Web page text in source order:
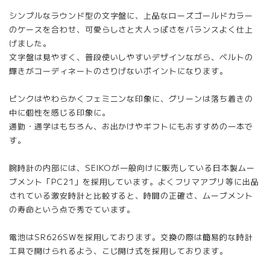
シンプルなラウンド型の文字盤に、上品なローズゴールドカラー
のケースを合わせ、可愛らしさと大人っぽさをバランスよく仕上
げました。
文字盤は見やすく、普段使いしやすいデザインながら、ベルトの
輝きがコーディネートのさりげないポイントになります。
ピンクはやわらかくフェミニンな印象に、グリーンは落ち着きの
中に個性を感じる印象に。
通勤・通学はもちろん、お出かけやギフトにもおすすめの一本で
す。
腕時計の内部には、SEIKOが一般向けに販売している日本製ムー
ブメント「PC21」を採用しています。よくフリマアプリ等に出品
されている激安時計と比較すると、時間の正確さ、ムーブメント
の寿命という点で秀でています。
電池はSR626SWを採用しております。交換の際は簡易的な時計
工具で開けられるよう、こじ開け式を採用しております。